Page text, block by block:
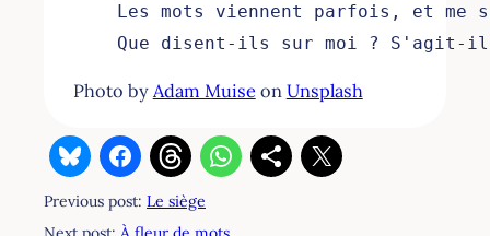
Les mots viennent parfois, et me
Que disent-ils sur moi ? S'agit-il
Photo by Adam Muise on Unsplash
Previous post: Le siège